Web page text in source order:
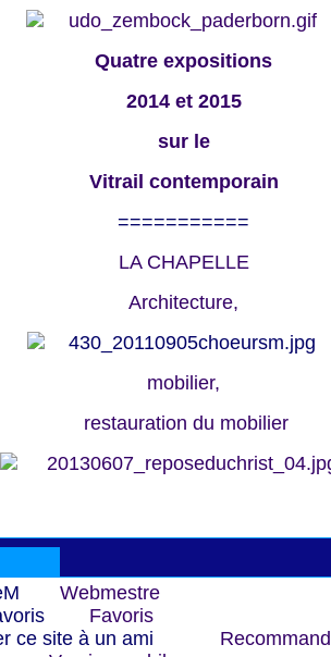
Quatre expositions
2014 et 2015
sur le
Vitrail contemporain
===========
LA CHAPELLE
Architecture,
mobilier,
restauration du mobilier
Webmestre
Favoris